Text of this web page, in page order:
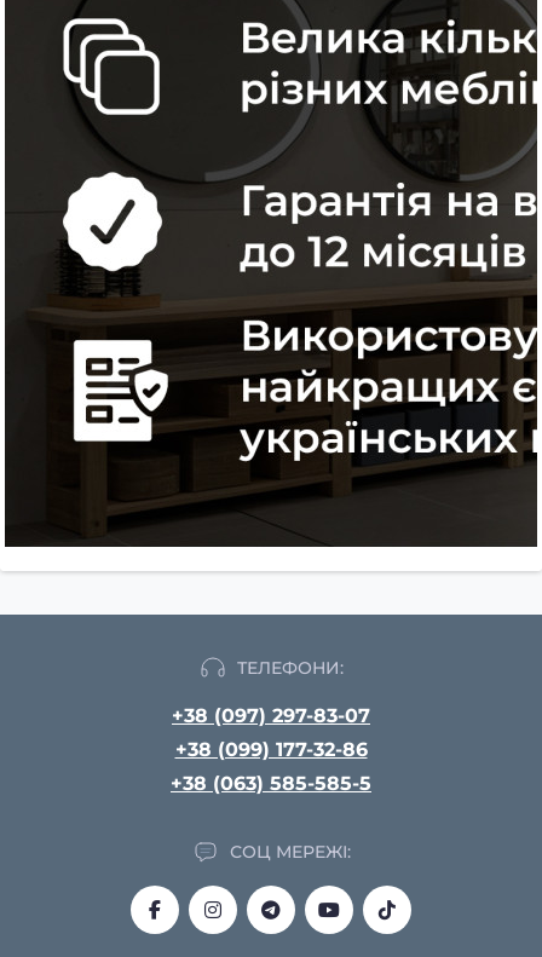
ТЕЛЕФОНИ:
+38 (097) 297-83-07
+38 (099) 177-32-86
+38 (063) 585-585-5
СОЦ МЕРЕЖІ: